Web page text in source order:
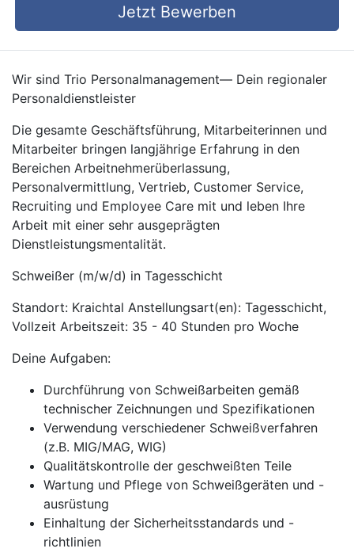
Jetzt Bewerben
Wir sind Trio Personalmanagement— Dein regionaler
Personaldienstleister
Die gesamte Geschäftsführung, Mitarbeiterinnen und
Mitarbeiter bringen langjährige Erfahrung in den
Bereichen Arbeitnehmerüberlassung,
Personalvermittlung, Vertrieb, Customer Service,
Recruiting und Employee Care mit und leben Ihre
Arbeit mit einer sehr ausgeprägten
Dienstleistungsmentalität.
Schweißer (m/w/d) in Tagesschicht
Standort: Kraichtal Anstellungsart(en): Tagesschicht,
Vollzeit Arbeitszeit: 35 - 40 Stunden pro Woche
Deine Aufgaben:
Durchführung von Schweißarbeiten gemäß
technischer Zeichnungen und Spezifikationen
Verwendung verschiedener Schweißverfahren
(z.B. MIG/MAG, WIG)
Qualitätskontrolle der geschweißten Teile
Wartung und Pflege von Schweißgeräten und -
ausrüstung
Einhaltung der Sicherheitsstandards und -
richtlinien